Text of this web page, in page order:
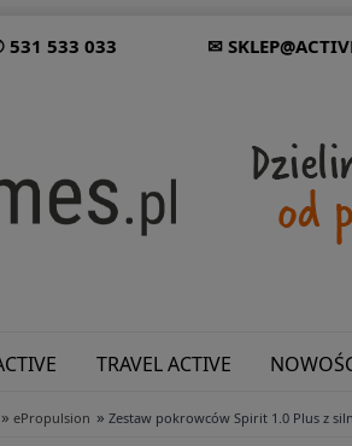
531 533 033 ✉
TRAVEL ACTIVE
SHOWROOM: ODWIEDŹ NAS NA
» ePropulsion » Zestaw pokrowców Spirit 1.0 Plus z